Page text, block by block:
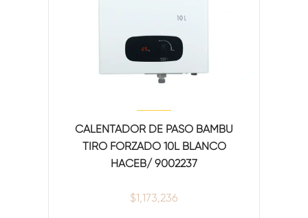
CALENTADOR DE PASO BAMBÚ
TIRO FORZADO 10L BLANCO
HACEB/ 9002237
$1,173,236